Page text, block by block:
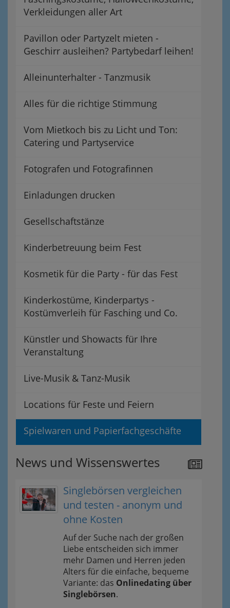
Verkleidungen aller Art
Pavillon oder Partyzelt mieten -
Geschirr ausleihen? Partybedarf leihen!
Alleinunterhalter - Tanzmusik
Alles für die richtige Stimmung
Vom Mietkoch bis zu Licht und Ton:
Catering und Partyservice
Fotografen und Fotografinnen
Einladungen drucken
Gesellschaftstänze
Kinderbetreuung beim Fest
Kosmetik für die Party - für das Fest
Kinderkostüme, Kinderpartys -
Kostümverleih für Fasching und Co.
Künstler und Showacts für Ihre
Veranstaltung
Live-Musik & Tanz-Musik
Locations für Feste und Feiern
Spielwaren und Papierfachgeschäfte
News und Wissenswertes
Singlebörsen vergleichen
und testen - anonym und
ohne Kosten
Auf der Suche nach der großen
Liebe entscheiden sich immer
mehr Damen und Herren jeden
Alters für die einfache, bequeme
Variante: das Onlinedating über
Singlebörsen.